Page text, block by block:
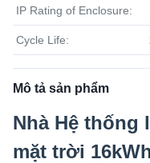
IP Rating of Enclosure:
Cycle Life:
Mô tả sản phẩm
Nhà Hệ
mặt trời